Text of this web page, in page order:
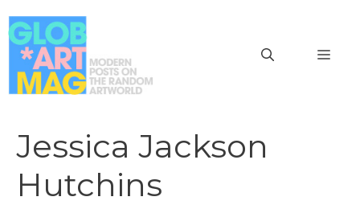
al
contenuto
Jessica Jackson
Hutchins